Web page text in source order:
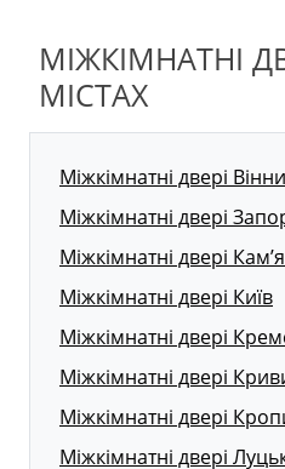
МІЖКІМНАТНІ
МІСТАХ
Міжкімнатні двері
Міжкімнатні двері
Міжкімнатні двері
Міжкімнатні двері Київ
Міжкімнатні двері
Міжкімнатні двері
Міжкімнатні двері
Міжкімнатні двері